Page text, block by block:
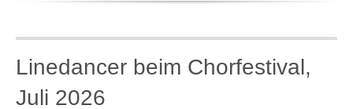
Linedancer beim Chorfestival,
Juli 2026